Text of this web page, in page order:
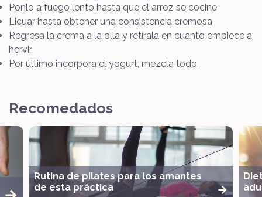
Ponlo a fuego lento hasta que el arroz se cocine
Licuar hasta obtener una consistencia cremosa
Regresa la crema a la olla y retírala en cuanto empiece a
hervir.
Por último incorpora el yogurt, mezcla todo.
Recomedados
Rutina de pilates para los amantes
de esta práctica